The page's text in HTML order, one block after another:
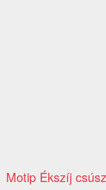
Motip Ékszíj